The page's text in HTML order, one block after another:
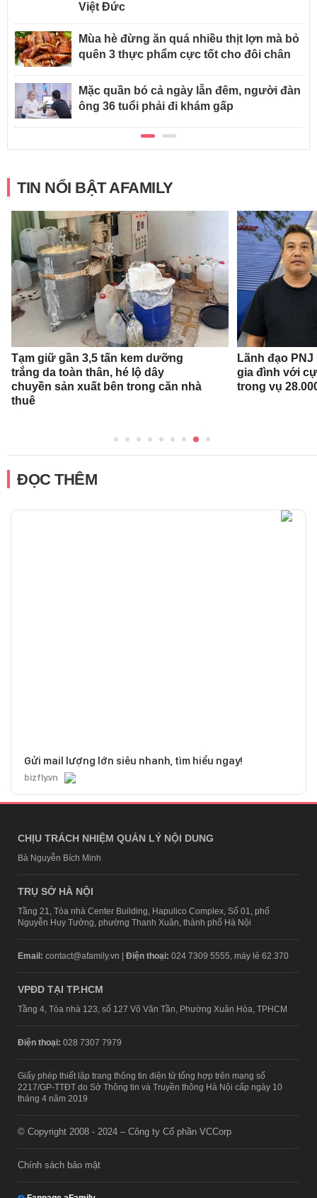
Việt Đức
Mùa hè đừng ăn quá nhiều thịt lợn mà bỏ
quên 3 thực phẩm cực tốt cho đôi chân
Mặc quần bó cả ngày lẫn đêm, người đàn
ông 36 tuổi phải đi khám gấp
TIN NỔI BẬT AFAMILY
Tạm giữ gần 3,5 tấn kem dưỡng
trắng da toàn thân, hé lộ dây
chuyền sản xuất bên trong căn nhà
thuê
Lãnh đạo
gia đình với
trong vụ
ĐỌC THÊM
Gửi mail lượng lớn siêu nhanh, tìm hiểu ngay!
bizfly.vn
CHỊU TRÁCH NHIỆM QUẢN LÝ NỘI DUNG
Bà Nguyễn Bích Minh
TRỤ SỞ HÀ NỘI
Tầng 21, Tòa nhà Center Building, Hapulico Complex, Số 01, phố
Nguyễn Huy Tưởng, phường Thanh Xuân, thành phố Hà Nội
Email: contact@afamily.vn | Điện thoại: 024 7309 5555, máy lẻ 62.370
VPĐD TẠI TP.HCM
Tầng 4, Tòa nhà 123, số 127 Võ Văn Tần, Phường Xuân Hòa, TPHCM
Điện thoại: 028 7307 7979
Giấy phép thiết lập trang thông tin điện tử tổng hợp trên mạng số
2217/GP-TTĐT do Sở Thông tin và Truyền thông Hà Nội cấp ngày 10
tháng 4 năm 2019
© Copyright 2008 - 2024 – Công ty Cổ phần VCCorp
Chính sách bảo mật